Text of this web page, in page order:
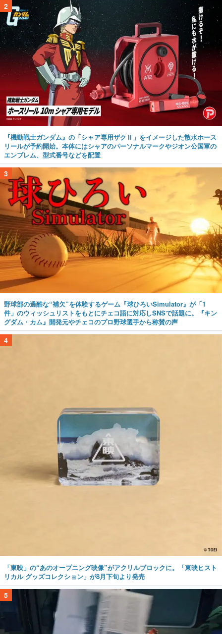
2
『機動戦士ガンダム』の「シャア専用ザクⅡ」をイメージした散水ホース
リールが予約開始。本体にはシャアのパーソナルマークやジオン公国軍の
エンブレム、型式番号などを配置
3
野球部の過酷な“補欠”を体験するゲーム『球ひろいSimulator』が「1
件」のウィッシュリストをもとにチェコ語に対応しSNSで話題に。『キン
グダム・カム』開発元やチェコのプロ野球選手から称賛の声
4
「東映」の“あのオープニング映像”がアクリルブロックに。「東映ヒスト
リカル グッズコレクション」が8月下旬より発売
5